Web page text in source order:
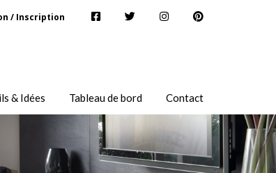
/ Inscription
& Idées Tableau de bord Contact